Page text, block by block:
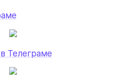
Телеграме